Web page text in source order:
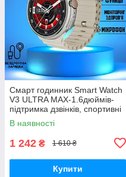
Смарт годинник Smart Watch
V3 ULTRA MAX-1.6дюймів-
підтримка дзвінків, спортивні
режими Beige
В наявності
1 242 ₴ 1 610 ₴
Купити